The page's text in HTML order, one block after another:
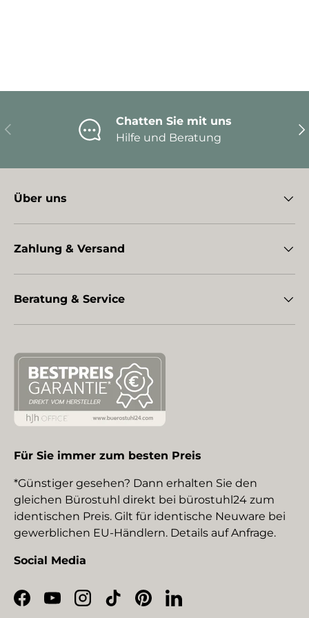
Vorherige
Chatten Sie mit uns
Hilfe und Beratung
Über uns
Zahlung & Versand
Beratung & Service
Für Sie immer zum besten Preis
*Günstiger gesehen? Dann erhalten Sie den
gleichen Bürostuhl direkt bei bürostuhl24 zum
identischen Preis. Gilt für identische Neuware bei
gewerblichen EU-Händlern. Details auf Anfrage.
Social Media
Facebook
YouTubeInstagram
TikTokPinterestLinkedIn